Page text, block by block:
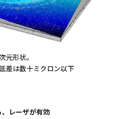
元形状。
差は数十ミクロン以下
レーザが有効